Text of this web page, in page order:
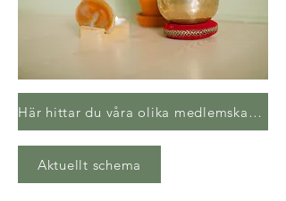
Här hittar du våra olika medlemskap och priser
Aktuellt schema